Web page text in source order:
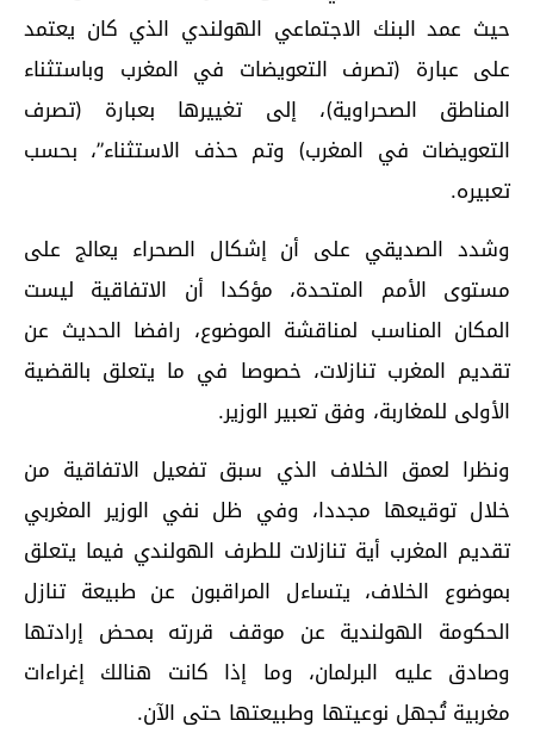
حيث عمد البنك الاجتماعي الهولندي الذي كان يعتمد
على عبارة (تصرف التعويضات في المغرب وباستثناء
المناطق الصحراوية)، إلى تغييرها بعبارة (تصرف
التعويضات في المغرب) وتم حذف الاستثناء”، بحسب
تعبيره.
وشدد الصديقي على أن إشكال الصحراء يعالج على
مستوى الأمم المتحدة، مؤكدا أن الاتفاقية ليست
المكان المناسب لمناقشة الموضوع، رافضا الحديث عن
تقديم المغرب تنازلات، خصوصا في ما يتعلق بالقضية
الأولى للمغاربة، وفق تعبير الوزير.
ونظرا لعمق الخلاف الذي سبق تفعيل الاتفاقية من
خلال توقيعها مجددا، وفي ظل نفي الوزير المغربي
تقديم المغرب أية تنازلات للطرف الهولندي فيما يتعلق
بموضوع الخلاف، يتساءل المراقبون عن طبيعة تنازل
الحكومة الهولندية عن موقف قررته بمحض إرادتها
وصادق عليه البرلمان، وما إذا كانت هنالك إغراءات
مغربية تُجهل نوعيتها وطبيعتها حتى الآن.